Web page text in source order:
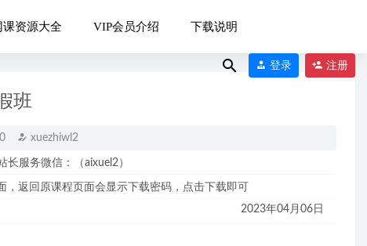
课资源大全 VIP会员介绍 下载说明
登录 注册
班
0 xuezhiwl2
服务微信：（aixuel2）
返回原课程页面会显示下载密码，点击下载即可
2023年04月06日